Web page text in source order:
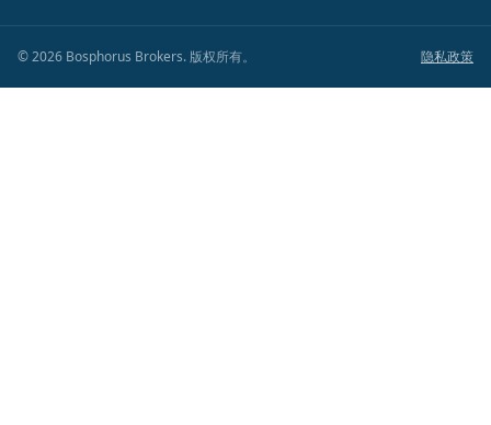
©2026 Bosphorus Brokers. 版权所有。 隐私政策